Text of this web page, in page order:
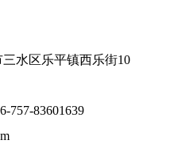
三水区乐平镇西乐街10
757-83601639